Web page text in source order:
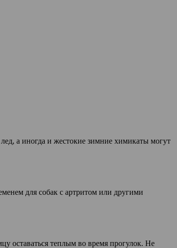
а иногда и жестокие зимние химикаты могут
для собак с артритом или другими
оставаться теплым во время прогулок. Не